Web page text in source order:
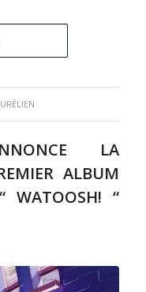
LA
ALBUM
WATOOSH! “